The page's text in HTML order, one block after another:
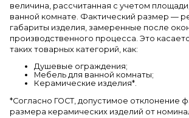
величина, рассчитанная с учетом
ванной комнате. Фактический размер —
габариты изделия, замеренные после
производственного процесса. Это
таких товарных категорий, как:
Душевые ограждения;
Мебель для ванной комнаты;
Керамические изделия*.
*Cогласно ГОСТ, допустимое отклонение
размера керамических изделий от